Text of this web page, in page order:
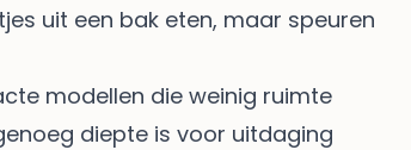
uit een bak eten, maar speuren
modellen die weinig ruimte
diepte is voor uitdaging